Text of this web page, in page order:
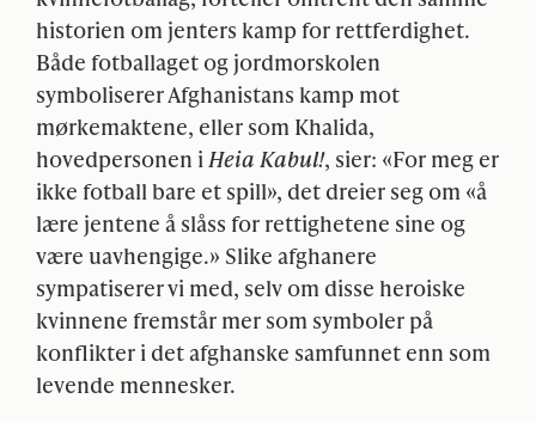
historien om jenters kamp for rettferdighet.
Både fotballaget og jordmorskolen
symboliserer Afghanistans kamp mot
mørkemaktene, eller som Khalida,
hovedpersonen i Heia Kabul!, sier: «For meg er
ikke fotball bare et spill», det dreier seg om «å
lære jentene å slåss for rettighetene sine og
være uavhengige.» Slike afghanere
sympatiserer vi med, selv om disse heroiske
kvinnene fremstår mer som symboler på
konflikter i det afghanske samfunnet enn som
levende mennesker.